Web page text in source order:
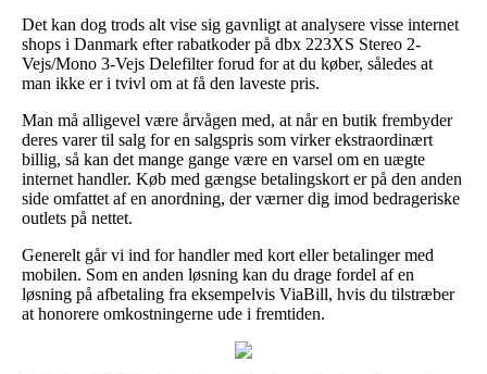
Det kan dog trods alt vise sig gavnligt at analysere visse internet
shops i Danmark efter rabatkoder på dbx 223XS Stereo 2-
Vejs/Mono 3-Vejs Delefilter forud for at du køber, således at
man ikke er i tvivl om at få den laveste pris.
Man må alligevel være årvågen med, at når en butik frembyder
deres varer til salg for en salgspris som virker ekstraordinært
billig, så kan det mange gange være en varsel om en uægte
internet handler. Køb med gængse betalingskort er på den anden
side omfattet af en anordning, der værner dig imod bedrageriske
outlets på nettet.
Generelt går vi ind for handler med kort eller betalinger med
mobilen. Som en anden løsning kan du drage fordel af en
løsning på afbetaling fra eksempelvis ViaBill, hvis du tilstræber
at honorere omkostningerne ude i fremtiden.